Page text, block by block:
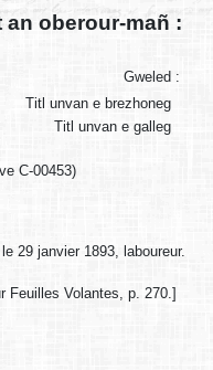
an oberour-mañ :
Gweled :
Titl unvan e brezhoneg
Titl unvan e galleg
C-00453)
29 janvier 1893, laboureur.
Feuilles Volantes, p. 270.]